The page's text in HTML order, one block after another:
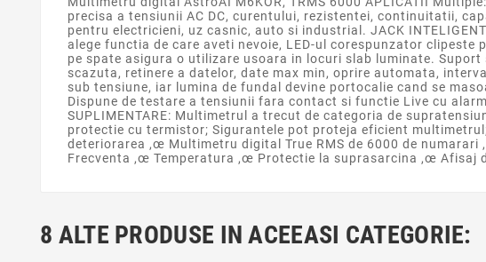
precisa a tensiunii AC DC, curentului, rezistentei, continuitatii,
pentru electricieni, uz casnic, auto si industrial. JACK
alege functia de care aveti nevoie, LED-ul corespunzator
pe spate asigura o utilizare usoara in locuri slab luminate.
scazuta, retinere a datelor, date max min, oprire automata,
sub tensiune, iar lumina de fundal devine portocalie cand se
Dispune de testare a tensiunii fara contact si functie Live cu
SUPLIMENTARE: Multimetrul a trecut de categoria de
protectie cu termistor; Sigurantele pot proteja eficient
deteriorarea ,œ Multimetru digital True RMS de 6000 de
Frecventa ,œ Temperatura ,œ Protectie la suprasarcina ,œ Afisaj
8 ALTE PRODUSE IN ACEEASI CATEGORIE: